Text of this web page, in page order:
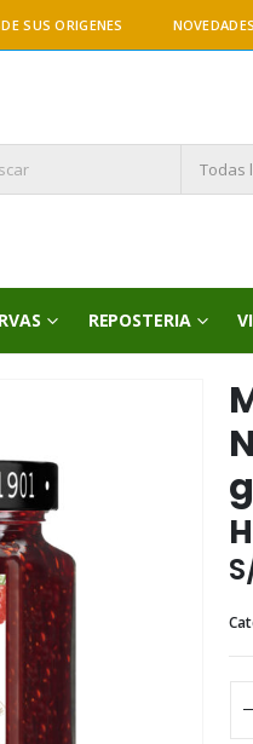
SUS ORIGENES NOVEDADES
Todas
REPOSTERIA
g